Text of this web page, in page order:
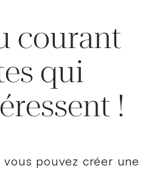
courant
qui
!
pouvez créer une